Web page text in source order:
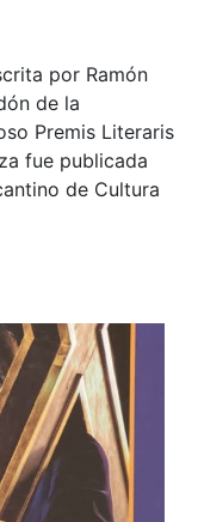
por Ramón
de la
Premis Literaris
fue publicada
de Cultura